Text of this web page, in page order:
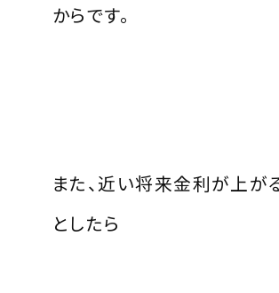
からです。
また、近い将来金利が上
としたら